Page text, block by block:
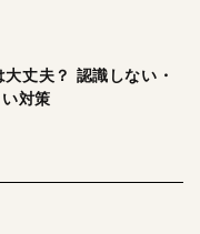
丈夫？ 認識しない・
対策